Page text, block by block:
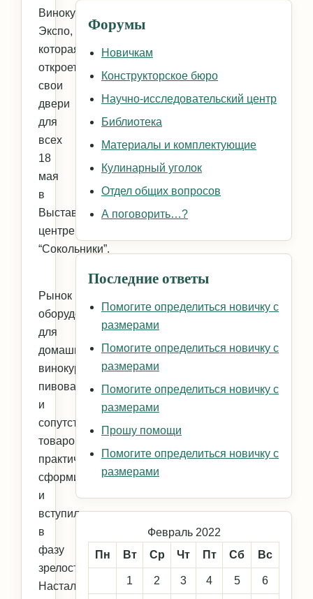
Винокур
Экспо,
которая
откроет
свои
двери
для
всех
18
мая
в
Выставочном
центре
“Сокольники”.
Рынок
оборудования
для
домашнего
винокурения,
пивоварения
и
сопутствующих
товаров
практически
сформировался
и
вступил
в
фазу
зрелости.
Настало
Форумы
Новичкам
Конструкторское бюро
Научно-исследовательский центр
Библиотека
Материалы и комплектующие
Кулинарный уголок
Отдел общих вопросов
А поговорить…?
Последние ответы
Помогите определиться новичку с
размерами
Помогите определиться новичку с
размерами
Помогите определиться новичку с
размерами
Прошу помощи
Помогите определиться новичку с
размерами
Февраль 2022
Пн
Вт Ср Чт Пт Сб Вс
1 2 3 4 5 6